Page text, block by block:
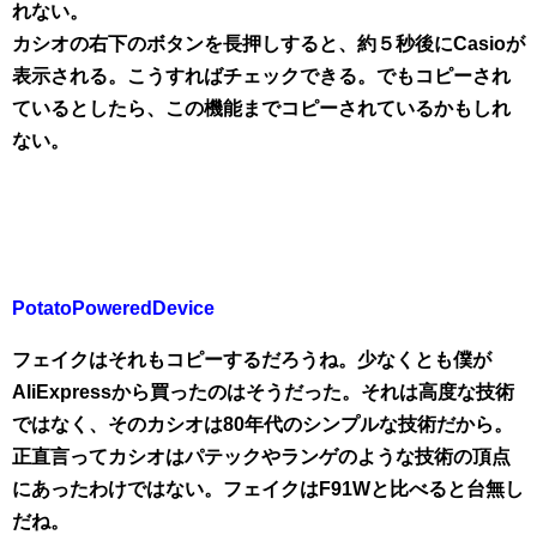
れない。
カシオの右下のボタンを長押しすると、約５秒後にCasioが
表示される。こうすればチェックできる。でもコピーされ
ているとしたら、この機能までコピーされているかもしれ
ない。
PotatoPoweredDevice
フェイクはそれもコピーするだろうね。少なくとも僕が
AliExpressから買ったのはそうだった。それは高度な技術
ではなく、そのカシオは80年代のシンプルな技術だから。
正直言ってカシオはパテックやランゲのような技術の頂点
にあったわけではない。フェイクはF91Wと比べると台無し
だね。